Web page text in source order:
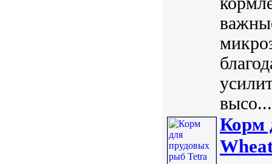
высо...
Корм